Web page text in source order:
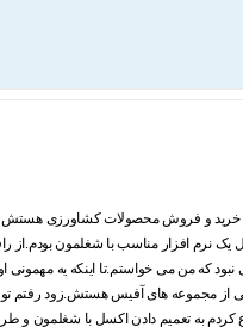
به سال 89-90 .شغل ما خرید و فروش
یک نرم افزار مناسب با شغلمون بودم.از
نبود که من می خواستم.تا اینکه یه
مجموعه های آفیس هستش.زود رفتم تو
به تعمیم دادن اکسل با شغلمون و